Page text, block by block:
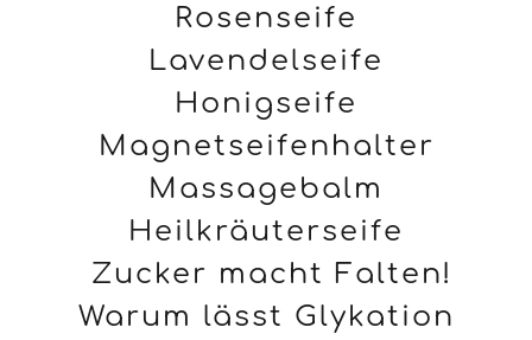
Rosenseife
Lavendelseife
Honigseife
Magnetseifenhalter
Massagebalm
Heilkräuterseife
Zucker macht Falten!
Warum lässt Glykation